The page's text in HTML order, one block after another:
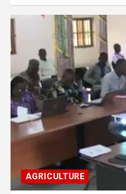
AGRICULTURE